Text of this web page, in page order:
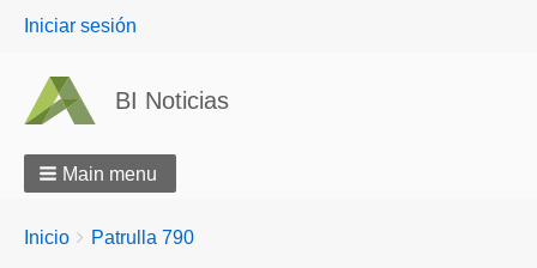
User
Iniciar sesión
BI Noticias
Main menu
Breadcrumbs
You
Inicio Patrulla 790